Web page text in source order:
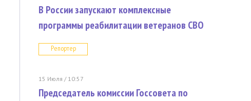
В России запускают комплексные
программы реабилитации ветеранов СВО
Репортер
15 Июля / 10:57
Председатель комиссии Госсовета по